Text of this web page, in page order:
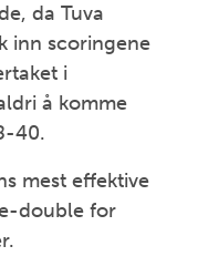
da Tuva
inn scoringene
i
å komme
40.
mest effektive
double for